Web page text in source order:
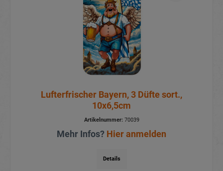
Lufterfrischer Bayern, 3 Düfte sort.,
10x6,5cm
Artikelnummer:70039
Mehr Infos? Hier anmelden
Details